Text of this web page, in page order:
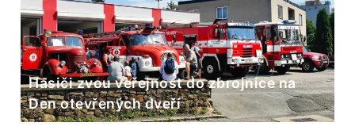
Hasiči zvou veřejnost do zbrojnice na
Den otevřených dveří